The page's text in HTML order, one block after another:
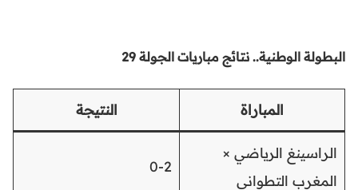
البطولة الوطنية.. نتائج مباريات الجولة 29
المباراة النتيجة
الراسينغ الرياضي ×
المغرب التطواني
0-2